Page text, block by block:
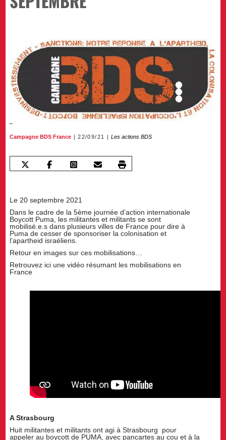
Campagne BDS France 22/09/21 Les actions BDS
Le 20 septembre 2021
Dans le cadre de la 5ème journée d’action internationale
Boycott Puma, les militantes et militants se sont
mobilisé.e.s dans plusieurs villes de France pour dire à
Puma de cesser de sponsoriser la colonisation et
l’apartheid israéliens.
Retour en images sur ces mobilisations…
Retrouvez ici une vidéo résumant les mobilisations en
France
A Strasbourg
Huit militantes et militants ont agi à Strasbourg pour
appeler au boycott de PUMA, avec pancartes au cou et à la